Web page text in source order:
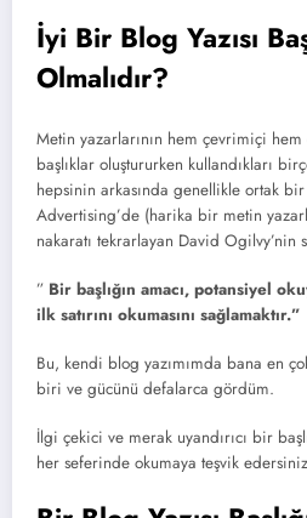
İyi Bir Blog Yazısı
Olmalıdır?
Metin yazarlarının hem çevrimiçi hem
başlıklar oluştururken kullandıkları
hepsinin arkasında genellikle ortak
Advertising’de (harika bir metin
nakaratı tekrarlayan David
” Bir başlığın amacı, potansiyel
ilk satırını okumasını sağlamaktır.”
Bu, kendi blog yazımımda bana en
biri ve gücünü defalarca gördüm.
İlgi çekici ve merak uyandırıcı bir
her seferinde okumaya teşvik